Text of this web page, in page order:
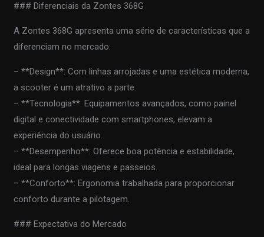
### Diferenciais da Zontes 368G
A Zontes 368G apresenta uma série de características que a
diferenciam no mercado:
– **Design**: Com linhas arrojadas e uma estética moderna,
a scooter é um atrativo a parte.
– **Tecnologia**: Equipamentos avançados, como painel
digital e conectividade com smartphones, elevam a
experiência do usuário.
– **Desempenho**: Oferece boa potência e estabilidade,
ideal para longas viagens e passeios.
– **Conforto**: Ergonomia trabalhada para proporcionar
conforto durante a pilotagem.
### Expectativa do Mercado